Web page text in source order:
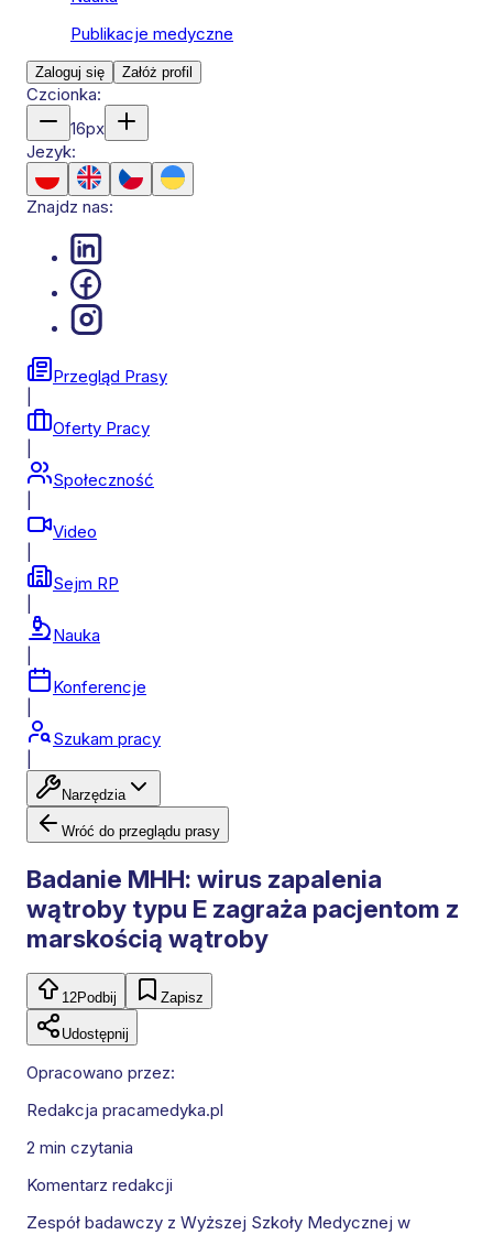
Publikacje medyczne
Zaloguj się Załóż profil
Czcionka:
16px
Jezyk:
Znajdz nas:
Przegląd Prasy
Oferty Pracy
Społeczność
Video
Sejm RP
Nauka
Konferencje
Szukam pracy
Narzędzia
Wróć do przeglądu prasy
Badanie MHH: wirus zapalenia
wątroby typu E zagraża pacjentom z
marskością wątroby
12Podbij Zapisz
Udostępnij
Opracowano przez:
Redakcja pracamedyka.pl
2 min czytania
Komentarz redakcji
Zespół badawczy z Wyższej Szkoły Medycznej w